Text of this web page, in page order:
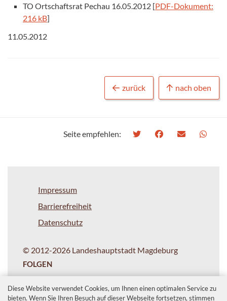
Diese Website verwendet Cookies, um Ihnen einen optimalen Service zu
bieten. Wenn Sie Ihren Besuch auf dieser Webseite fortsetzen, stimmen
TO Ortschaftsrat Pechau 16.05.2012 [PDF-Dokument:
216 kB]
11.05.2012
zurück nach oben
Seite empfehlen:
Impressum
Barrierefreiheit
Datenschutz
© 2012-2026 Landeshauptstadt Magdeburg
FOLGEN